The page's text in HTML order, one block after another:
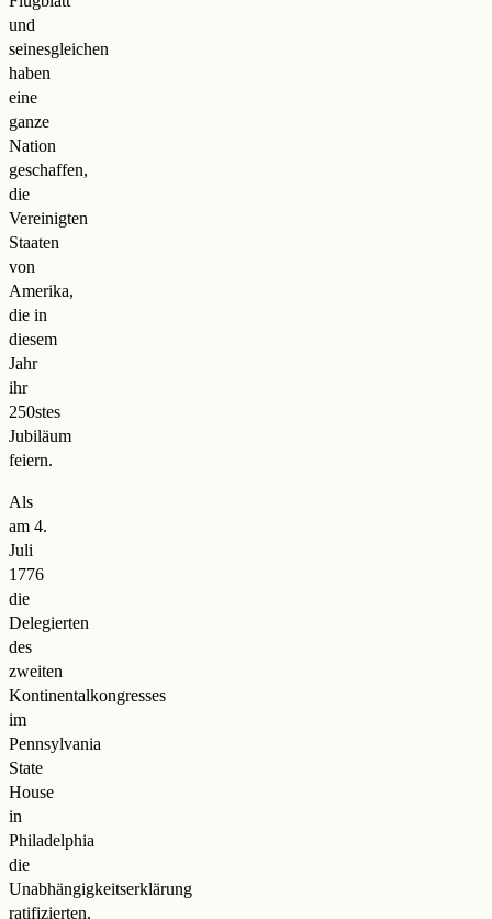
und
seinesgleichen
haben
eine
ganze
Nation
geschaffen,
die
Vereinigten
Staaten
von
Amerika,
die in
diesem
Jahr
ihr
250stes
Jubiläum
feiern.
Als
am 4.
Juli
1776
die
Delegierten
des
zweiten
Kontinentalkongresses
im
Pennsylvania
State
House
in
Philadelphia
die
Unabhängigkeitserklärung
ratifizierten,